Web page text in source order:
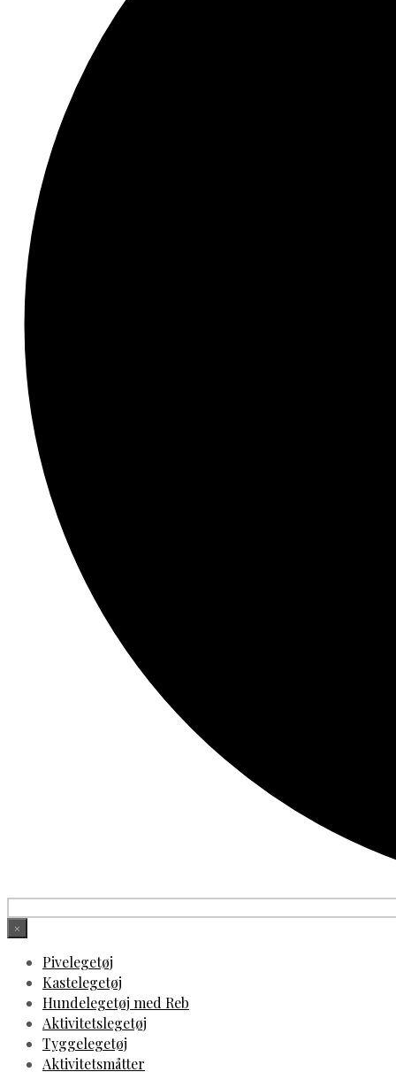
×
Pivelegetøj
Kastelegetøj
Hundelegetøj med Reb
Aktivitetslegetøj
Tyggelegetøj
Aktivitetsmåtter